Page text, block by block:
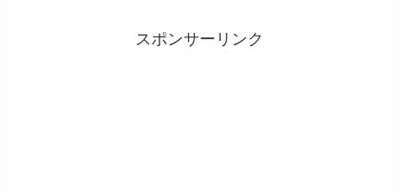
スポンサーリンク